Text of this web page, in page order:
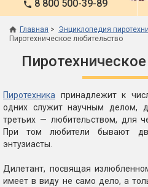
8 800 500-39-89
Главная
Энциклопедия
Пиротехническое любительство
Пиротехника принадлежит к
одних служит научным делом,
третьих — любительством, для
При том любители бывают
энтузиасты.
Дилетант, посвящая
имеет в виду не само дело, а